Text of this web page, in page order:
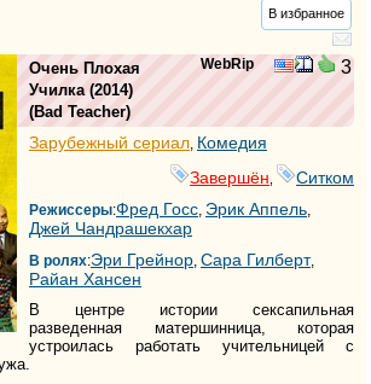
В избранное
WebRip 3
Очень Плохая
Училка(2014)
(Bad Teacher)
Зарубежный сериал, Комедия
Завершён
Ситком
Режиссеры:Фред Госс, Эрик Аппель,
Джей Чандрашекхар
В ролях:Эри Грейнор, Сара Гилберт,
Райан Хансен
В центре истории сексапильная
разведенная матершинница, которая
устроилась работать учительницей с